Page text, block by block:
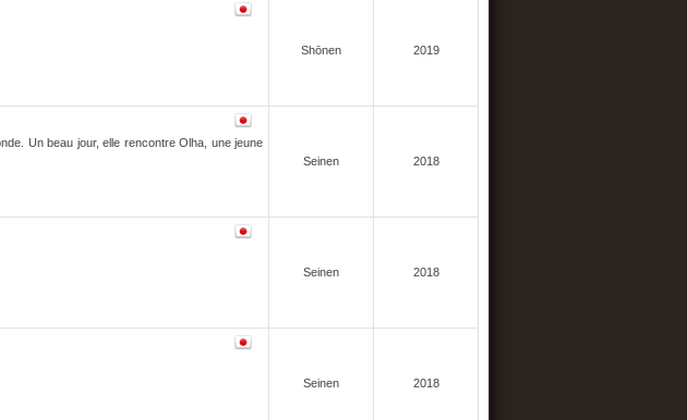
Shōnen 2019
Un beau jour, elle rencontre Olha, une jeune
Seinen 2018
Seinen 2018
Seinen 2018